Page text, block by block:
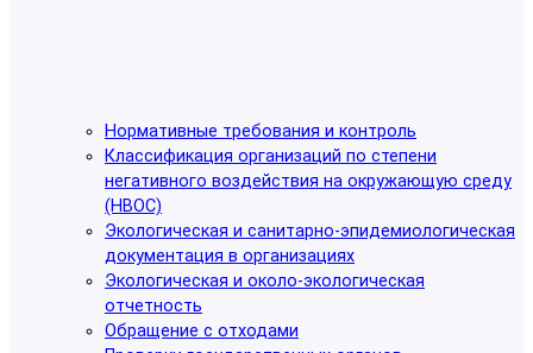
Нормативные требования и контроль
Классификация организаций по степени
негативного воздействия на окружающую среду
(НВОС)
Экологическая и санитарно-эпидемиологическая
документация в организациях
Экологическая и около-экологическая
отчетность
Обращение с отходами